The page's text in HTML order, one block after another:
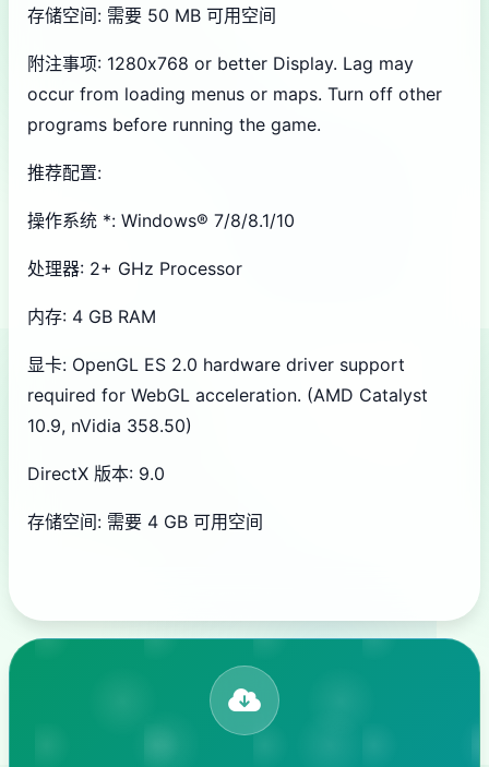
存储空间: 需要 50 MB 可用空间
附注事项: 1280x768 or better Display. Lag may
occur from loading menus or maps. Turn off other
programs before running the game.
推荐配置:
操作系统 *: Windows® 7/8/8.1/10
处理器: 2+ GHz Processor
内存: 4 GB RAM
显卡: OpenGL ES 2.0 hardware driver support
required for WebGL acceleration. (AMD Catalyst
10.9, nVidia 358.50)
DirectX 版本: 9.0
存储空间: 需要 4 GB 可用空间